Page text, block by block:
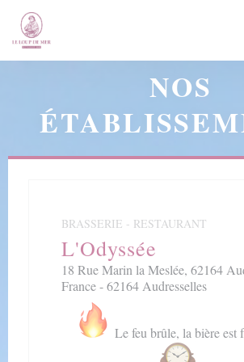
NOS
BRASSERIE - RESTAURANT
L'Odyssée
18 Rue Marin la Meslée, 62164
France - 62164 Audresselles
Le feu brûle, la bière est